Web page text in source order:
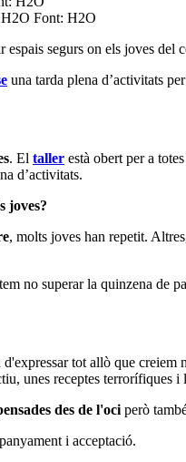
H2O Font: H2O
segurs on els joves
una tarda plena d’activitats
. El taller està obert per a
d’activitats.
joves?
, molts joves han repetit.
no superar la quinzena de
tot allò que creiem
unes receptes terrorífiques i
des de l'ociperò
i acceptació.